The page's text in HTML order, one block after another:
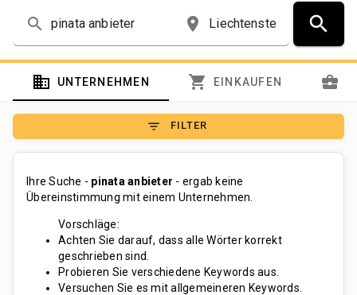
search place search
domain UNTERNEHMEN shopping_cart EINKAUFEN business_center
filter_list FILTER
Ihre Suche - pinata anbieter - ergab keine
Übereinstimmung mit einem Unternehmen.
Vorschläge:
Achten Sie darauf, dass alle Wörter korrekt
geschrieben sind.
Probieren Sie verschiedene Keywords aus.
Versuchen Sie es mit allgemeineren Keywords.